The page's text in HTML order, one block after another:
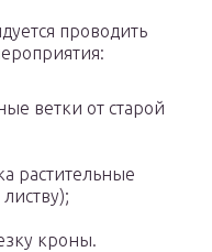
проводить
ветки от старой
растительные
кроны.